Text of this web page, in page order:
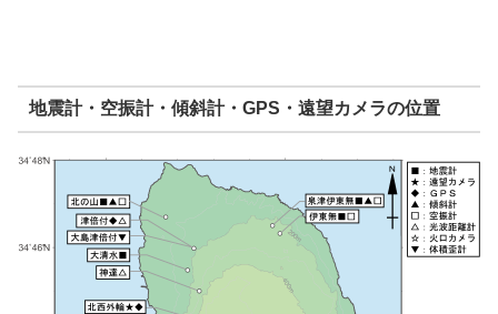
地震計・空振計・傾斜計・GPS・遠望カメラの位置